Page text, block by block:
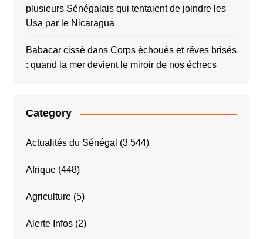
plusieurs Sénégalais qui tentaient de joindre les
Usa par le Nicaragua
Babacar cissédans Corps échoués et rêves brisés
: quand la mer devient le miroir de nos échecs
Category
Actualités du Sénégal (3 544)
Afrique(448)
Agriculture(5)
Alerte Infos(2)